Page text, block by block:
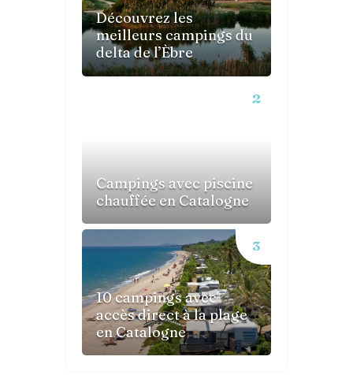
Découvrez les
meilleurs campings du
delta de l’Èbre
Campings avec piscine
chauffée en Catalogne
10 campings avec
accès direct à la plage
en Catalogne